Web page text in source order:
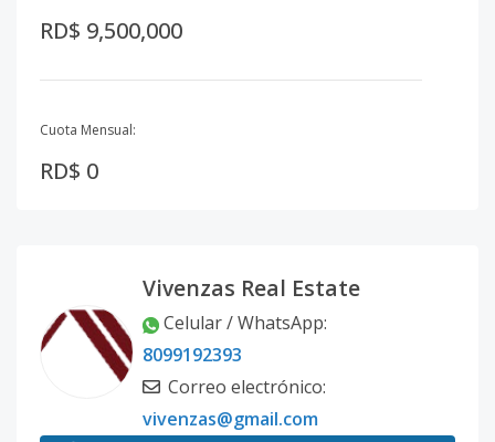
RD$ 9,500,000
Cuota Mensual:
RD$ 0
Vivenzas Real Estate
Celular / WhatsApp:
8099192393
Correo electrónico:
vivenzas@gmail.com